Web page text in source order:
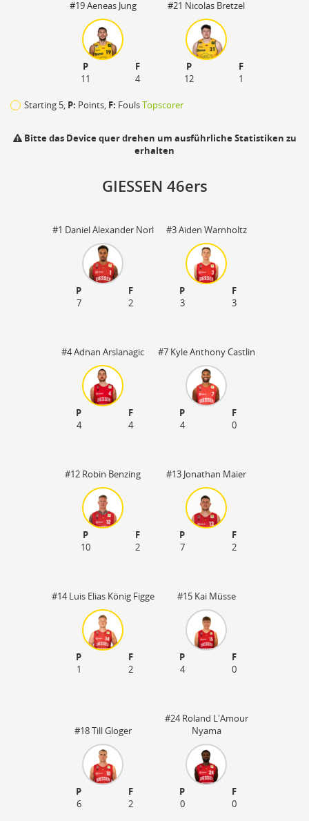
#19 Aeneas Jung
P
F
11
4
#21 Nicolas Bretzel
P
F
12
1
Starting 5, P: Points, F: FoulsTopscorer
Bitte das Device quer drehen um ausführliche Statistiken zu
erhalten
GIESSEN 46ers
#1 Daniel Alexander Norl
P
F
7
2
#3 Aiden Warnholtz
P
F
3
3
#4 Adnan Arslanagic
P
F
4
4
#7 Kyle Anthony Castlin
P
F
4
0
#12 Robin Benzing
P
F
10
2
#13 Jonathan Maier
P
F
7
2
#14 Luis Elias König Figge
P
F
1
2
#15 Kai Müsse
P
F
4
0
#18 Till Gloger
P
F
6
2
#24 Roland L'Amour
Nyama
P
F
0
0